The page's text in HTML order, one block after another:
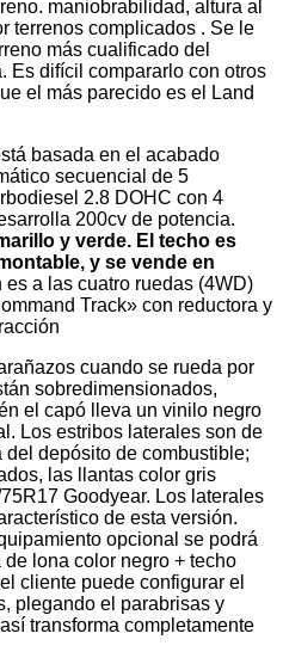
maniobrabilidad, altura al
terrenos complicados . Se le
más cualificado del
Es difícil compararlo con otros
el más parecido es el Land
basada en el acabado
secuencial de 5
2.8 DOHC con 4
200cv de potencia.
y verde. El techo es
y se vende en
es a las cuatro ruedas (4WD)
Track» con reductora y
cuando se rueda por
sobredimensionados,
el capó lleva un vinilo negro
Los estribos laterales son de
depósito de combustible;
las llantas color gris
Goodyear. Los laterales
de esta versión.
opcional se podrá
lona color negro + techo
cliente puede configurar el
plegando el parabrisas y
transforma completamente